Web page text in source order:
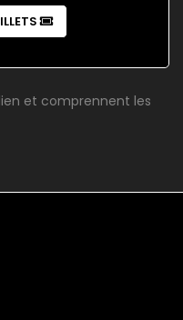
et comprennent les